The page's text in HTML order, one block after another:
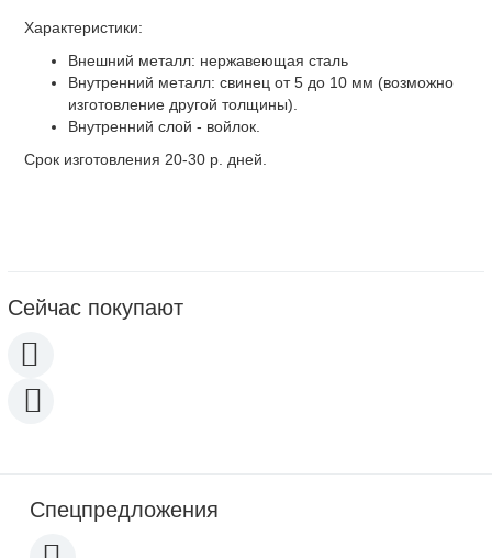
Характеристики:
Внешний металл: нержавеющая сталь
Внутренний металл: свинец от 5 до 10 мм (возможно
изготовление другой толщины).
Внутренний слой - войлок.
Срок изготовления 20-30 р. дней.
Сейчас покупают
Спецпредложения